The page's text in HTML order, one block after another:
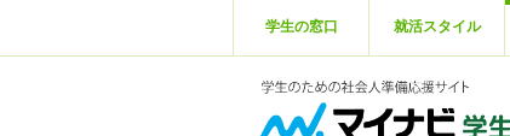
学生の窓口 就活スタイル